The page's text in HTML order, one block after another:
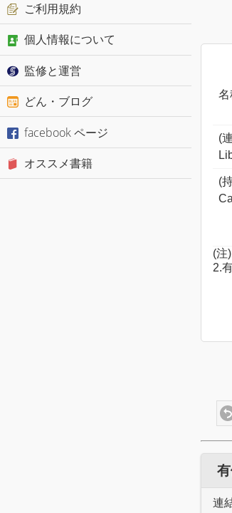
名
(
(
(注
2.
連
ご利用規約
個人情報について
監修と運営
どん・ブログ
facebook ページ
オススメ書籍